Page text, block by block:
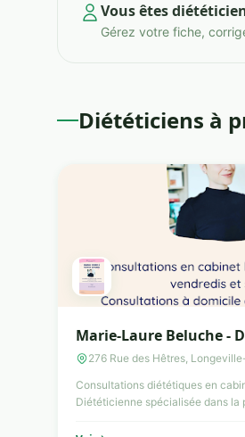
Vous êtes
Gérez votre fiche,
Diététiciens à
Marie-Laure Beluche -
cabinet et à domicile
276 Rue des Hêtres,
Consultations diététiques en
Diététicienne spécialisée dans la